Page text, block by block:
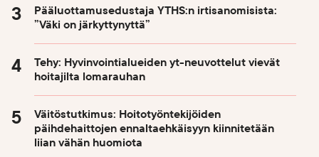
Pääluottamusedustaja YTHS:n irtisanomisista:
”Väki on järkyttynyttä”
Tehy: Hyvinvointialueiden yt-neuvottelut vievät
hoitajilta lomarauhan
Väitöstutkimus: Hoitotyöntekijöiden
päihdehaittojen ennaltaehkäisyyn kiinnitetään
liian vähän huomiota